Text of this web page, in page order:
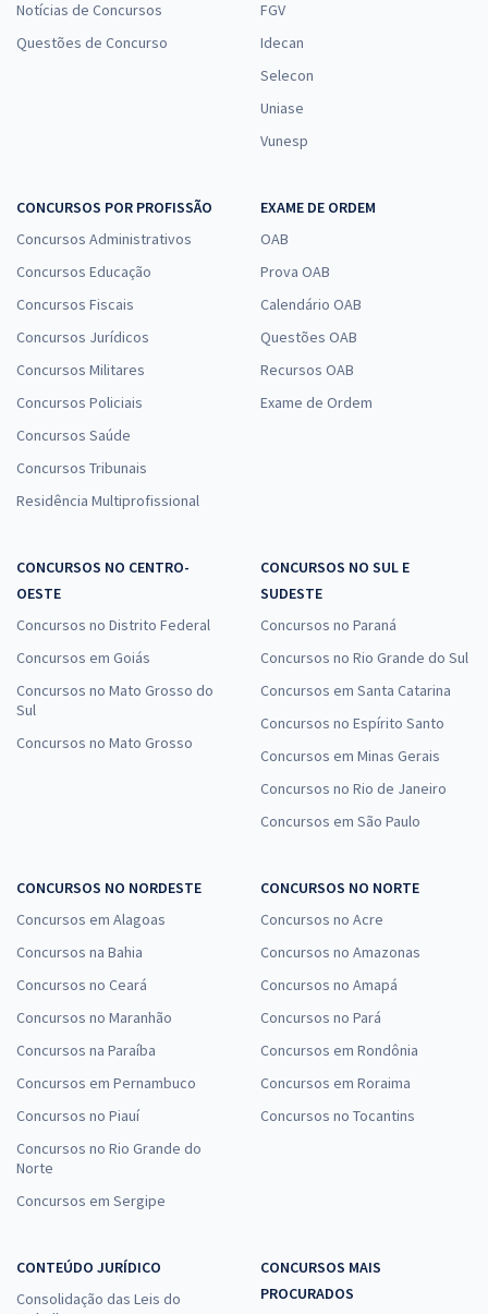
Notícias de Concursos
Questões de Concurso
FGV
Idecan
Selecon
Uniase
Vunesp
CONCURSOS POR PROFISSÃO
Concursos Administrativos
Concursos Educação
Concursos Fiscais
Concursos Jurídicos
Concursos Militares
Concursos Policiais
Concursos Saúde
Concursos Tribunais
Residência Multiprofissional
EXAME DE ORDEM
OAB
Prova OAB
Calendário OAB
Questões OAB
Recursos OAB
Exame de Ordem
CONCURSOS NO CENTRO-
OESTE
Concursos no Distrito Federal
Concursos em Goiás
Concursos no Mato Grosso do
Sul
Concursos no Mato Grosso
CONCURSOS NO SUL E
SUDESTE
Concursos no Paraná
Concursos no Rio Grande do Sul
Concursos em Santa Catarina
Concursos no Espírito Santo
Concursos em Minas Gerais
Concursos no Rio de Janeiro
Concursos em São Paulo
CONCURSOS NO NORDESTE
Concursos em Alagoas
Concursos na Bahia
Concursos no Ceará
Concursos no Maranhão
Concursos na Paraíba
Concursos em Pernambuco
Concursos no Piauí
Concursos no Rio Grande do
Norte
Concursos em Sergipe
CONCURSOS NO NORTE
Concursos no Acre
Concursos no Amazonas
Concursos no Amapá
Concursos no Pará
Concursos em Rondônia
Concursos em Roraima
Concursos no Tocantins
CONTEÚDO JURÍDICO
Consolidação das Leis do
CONCURSOS MAIS
PROCURADOS